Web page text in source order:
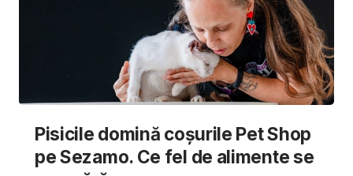
Pisicile domină coșurile Pet Shop
pe Sezamo. Ce fel de alimente se